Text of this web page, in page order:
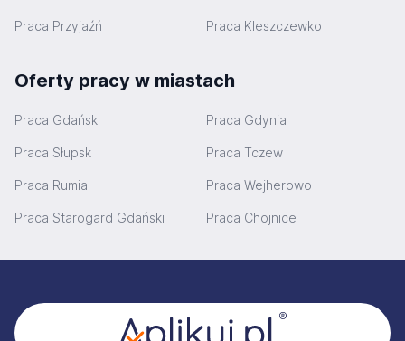
Praca Przyjaźń Praca Kleszczewko
Oferty pracy w miastach
Praca Gdańsk Praca Gdynia
Praca Słupsk Praca Tczew
Praca Rumia Praca Wejherowo
Praca Starogard Gdański Praca Chojnice